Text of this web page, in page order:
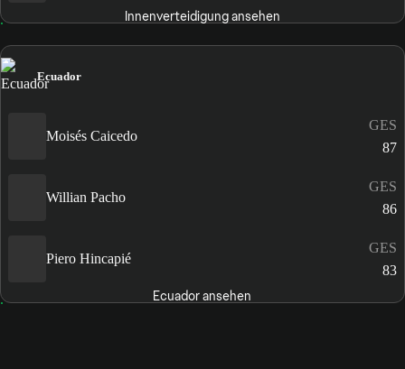
Innenverteidigung ansehen
Ecuador
Moisés Caicedo
GES
87
Willian Pacho
GES
86
Piero Hincapié
GES
83
Ecuador ansehen